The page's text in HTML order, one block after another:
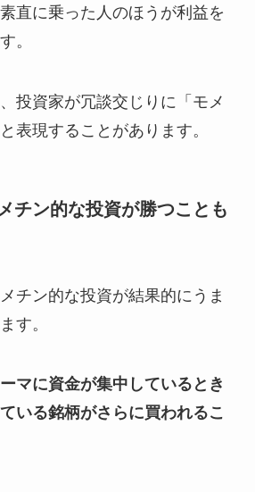
直に乗った人のほうが利益を
。
投資家が冗談交じりに「モメ
表現することがあります。
チン的な投資が勝つことも
チン的な投資が結果的にうま
す。
マに資金が集中しているとき
いる銘柄がさらに買われるこ